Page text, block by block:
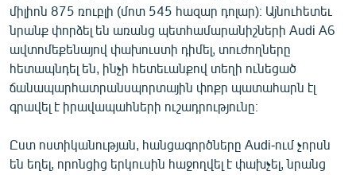
ՁԳՏԵԼՈՎ ԼԱՎԱԳՈՒՅՆԻՆ
ՓՈԴՔԱՍԹ
Հայերեն
English
Русский
միլիոն 875 ռուբլի (մոտ 545 հազար դոլար)։ Այնուհետեւ
նրանք փորձել են առանց պետհամարանիշների Audi A6
ավտոմեքենայով փախուստի դիմել, տուժողները
հետապնդել են, ինչի հետեւանքով տեղի ունեցած
ճանապարհատրանսպորտային փոքր պատահարն էլ
գրավել է իրավապահների ուշադրությունը։
Ըստ ոստիկանության, հանցագործները Audi-ում չորսն
են եղել, որոնցից երկուսին հաջողվել է փախչել, նրանց